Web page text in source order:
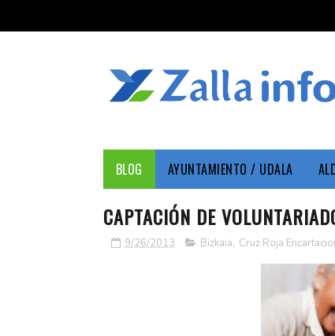
BLOG AYUNTAMIENTO / UDALA
CAPTACIÓN DE
9/26/2013 Bizkaia, Cruz Roja